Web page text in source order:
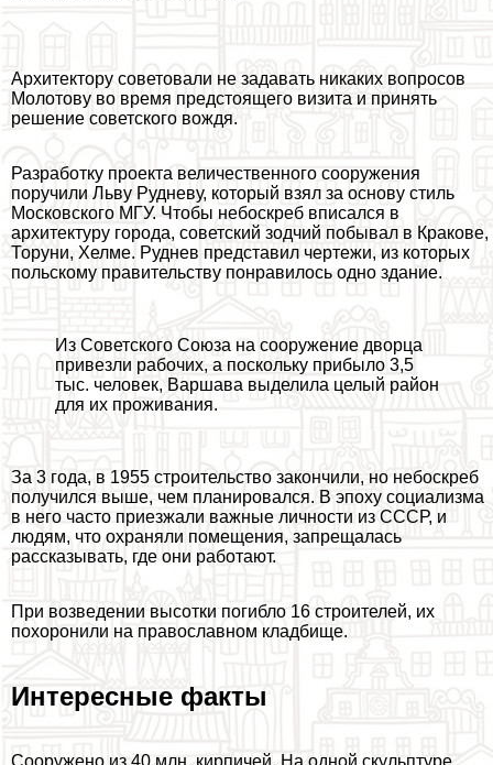
Архитектору советовали не задавать никаких вопросов
Молотову во время предстоящего визита и принять
решение советского вождя.
Разработку проекта величественного сооружения
поручили Льву Рудневу, который взял за основу стиль
Московского МГУ. Чтобы небоскреб вписался в
архитектуру города, советский зодчий побывал в Кpaкове,
Торуни, Хелме. Руднев представил чертежи, из которых
польскому правительству понравилось одно здание.
Из Советского Союза на сооружение дворца
привезли рабочих, а поскольку прибыло 3,5
тыс. человек, Варшава выделила целый район
для их проживания.
За 3 года, в 1955 строительство закончили, но небоскреб
получился выше, чем планировался. В эпоху социализма
в него часто приезжали важные личности из СССР, и
людям, что охраняли помещения, запрещалась
рассказывать, где они работают.
При возведении высотки погибло 16 строителей, их
похоронили на православном кладбище.
Интересные факты
Сооружено из 40 млн. кирпичей. На одной скульптуре,